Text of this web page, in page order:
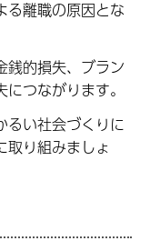
る離職の原因とな
銭的損失、ブラン
つながります。
るい社会づくりに
取り組みましょ